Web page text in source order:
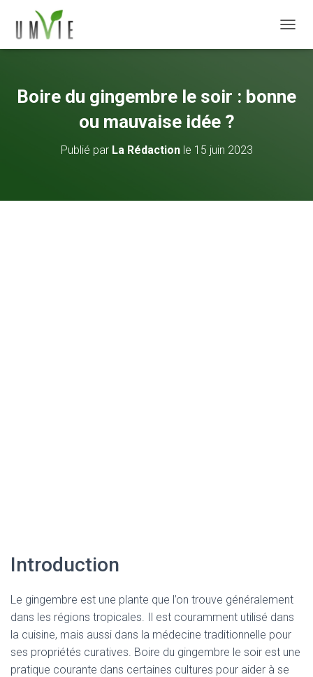
Boire du gingembre le soir : bonne
ou mauvaise idée ?
Publié par La Rédactionle 15 juin 2023
Introduction
Le gingembre est une plante que l’on trouve généralement
dans les régions tropicales. Il est couramment utilisé dans
la cuisine, mais aussi dans la médecine traditionnelle pour
ses propriétés curatives. Boire du gingembre le soir est une
pratique courante dans certaines cultures pour aider à se